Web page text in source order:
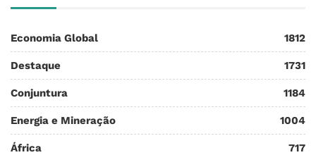
Economia Global 1812
Destaque 1731
Conjuntura 1184
Energia e Mineração 1004
África 717